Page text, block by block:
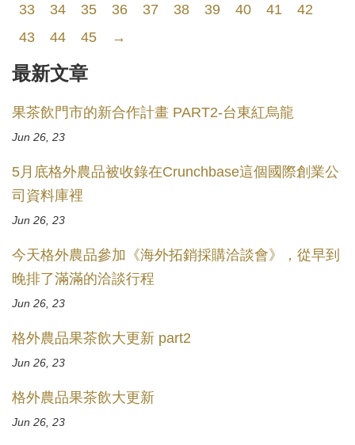
33
34 35 36 37 38 39 40 41
42
43
44 45 →
最新文章
果茶飲門市的新合作計畫 PART2-台東紅烏龍
Jun 26, 23
5月底格外農品被收錄在Crunchbase這個國際創業公
司資料庫裡
Jun 26, 23
今天格外農品參加《海外拓銷採購洽談會》，從早到
晚排了滿滿的洽談行程
Jun 26, 23
格外農品果茶飲大更新 part2
Jun 26, 23
格外農品果茶飲大更新
Jun 26, 23